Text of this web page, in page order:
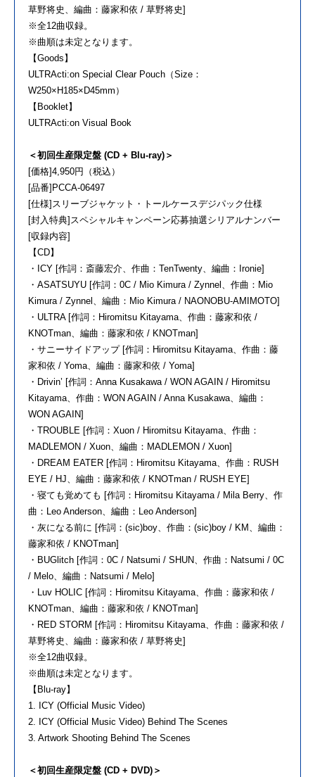
草野将史、編曲：藤家和依 / 草野将史]
※全12曲収録。
※曲順は未定となります。
【Goods】
ULTRActi:on Special Clear Pouch（Size：
W250×H185×D45mm）
【Booklet】
ULTRActi:on Visual Book
＜初回生産限定盤 (CD + Blu-ray)＞
[価格]4,950円（税込）
[品番]PCCA-06497
[仕様]スリーブジャケット・トールケースデジパック仕様
[封入特典]スペシャルキャンペーン応募抽選シリアルナンバー
[収録内容]
【CD】
・ICY [作詞：斎藤宏介、作曲：TenTwenty、編曲：Ironie]
・ASATSUYU [作詞：0C / Mio Kimura / Zynnel、作曲：Mio
Kimura / Zynnel、編曲：Mio Kimura / NAONOBU-AMIMOTO]
・ULTRA [作詞：Hiromitsu Kitayama、作曲：藤家和依 /
KNOTman、編曲：藤家和依 / KNOTman]
・サニーサイドアップ [作詞：Hiromitsu Kitayama、作曲：藤
家和依 / Yoma、編曲：藤家和依 / Yoma]
・Drivin’ [作詞：Anna Kusakawa / WON AGAIN / Hiromitsu
Kitayama、作曲：WON AGAIN / Anna Kusakawa、編曲：
WON AGAIN]
・TROUBLE [作詞：Xuon / Hiromitsu Kitayama、作曲：
MADLEMON / Xuon、編曲：MADLEMON / Xuon]
・DREAM EATER [作詞：Hiromitsu Kitayama、作曲：RUSH
EYE / HJ、編曲：藤家和依 / KNOTman / RUSH EYE]
・寝ても覚めても [作詞：Hiromitsu Kitayama / Mila Berry、作
曲：Leo Anderson、編曲：Leo Anderson]
・灰になる前に [作詞：(sic)boy、作曲：(sic)boy / KM、編曲：
藤家和依 / KNOTman]
・BUGlitch [作詞：0C / Natsumi / SHUN、作曲：Natsumi / 0C
/ Melo、編曲：Natsumi / Melo]
・Luv HOLIC [作詞：Hiromitsu Kitayama、作曲：藤家和依 /
KNOTman、編曲：藤家和依 / KNOTman]
・RED STORM [作詞：Hiromitsu Kitayama、作曲：藤家和依 /
草野将史、編曲：藤家和依 / 草野将史]
※全12曲収録。
※曲順は未定となります。
【Blu-ray】
1. ICY (Official Music Video)
2. ICY (Official Music Video) Behind The Scenes
3. Artwork Shooting Behind The Scenes
＜初回生産限定盤 (CD + DVD)＞